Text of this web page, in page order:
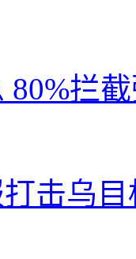
80%拦
击乌